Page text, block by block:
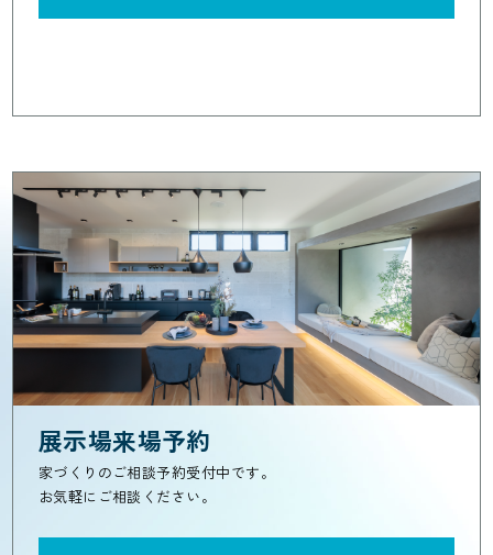
展示場来場予約
家づくりのご相談予約受付中です。
お気軽にご相談ください。